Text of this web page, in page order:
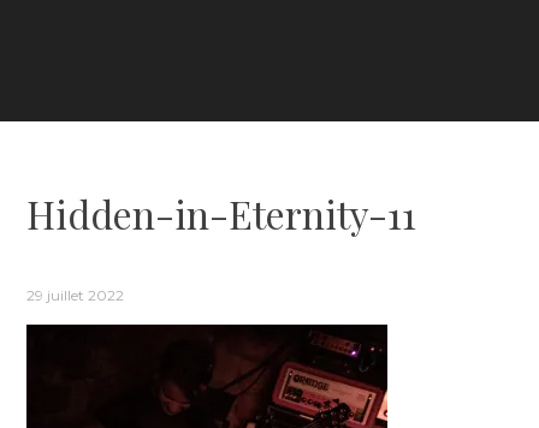
Hidden-in-Eternity-11
29 juillet 2022